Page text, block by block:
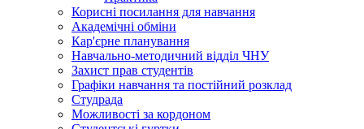
Корисні посилання для навчання
Академічні обміни
Кар'єрне планування
Навчально-методичний відділ ЧНУ
Захист прав студентів
Графіки навчання та постійний розклад
Студрада
Можливості за кордоном